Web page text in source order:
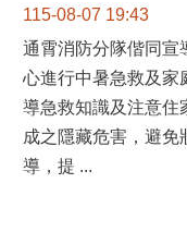
115-08-07 19:43
通霄消防分隊偕同宣
心進行中暑急救及家
導急救知識及注意住
成之隱藏危害，避免狀況之發
導，提 ...